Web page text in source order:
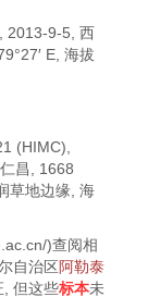
2013-9-5, 西
E, 海拔
(HIMC),
昌, 1668
草地边缘, 海
)查阅相
自治区阿勒泰
, 但这些标本未